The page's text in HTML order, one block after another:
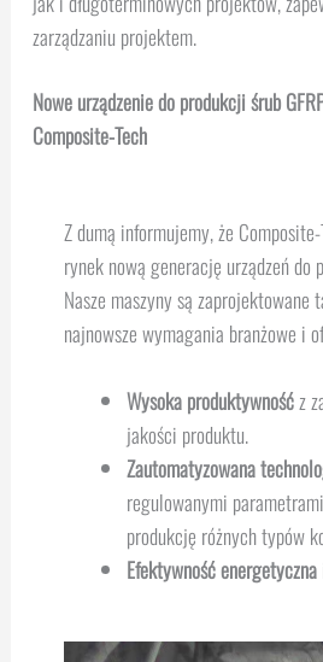
zarządzaniu projektem.
Nowe urządzenie do produkcji śrub
Composite-Tech
Z dumą informujemy, że
rynek nową generację urządzeń do
Nasze maszyny są zaprojektowane
najnowsze wymagania branżowe i
Wysoka produktywnośćz
jakości produktu.
Zautomatyzowana
regulowanymi
produkcję różnych typów
Efektywność energetycznai